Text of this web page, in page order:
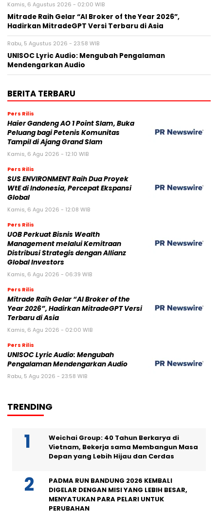
Kamis, 6 Agustus 2026 - 02:00 WIB
Mitrade Raih Gelar “AI Broker of the Year 2026”,
Hadirkan MitradeGPT Versi Terbaru di Asia
Rabu, 5 Agustus 2026 - 23:58 WIB
UNISOC Lyric Audio: Mengubah Pengalaman
Mendengarkan Audio
BERITA TERBARU
Pers Rilis
Haier Gandeng AO 1 Point Slam, Buka
Peluang bagi Petenis Komunitas
Tampil di Ajang Grand Slam
Kamis, 6 Agu 2026 - 12:10 WIB
Pers Rilis
SUS ENVIRONMENT Raih Dua Proyek
WtE di Indonesia, Percepat Ekspansi
Global
Kamis, 6 Agu 2026 - 12:08 WIB
Pers Rilis
UOB Perkuat Bisnis Wealth
Management melalui Kemitraan
Distribusi Strategis dengan Allianz
Global Investors
Kamis, 6 Agu 2026 - 06:39 WIB
Pers Rilis
Mitrade Raih Gelar “AI Broker of the
Year 2026”, Hadirkan MitradeGPT Versi
Terbaru di Asia
Kamis, 6 Agu 2026 - 02:00 WIB
Pers Rilis
UNISOC Lyric Audio: Mengubah
Pengalaman Mendengarkan Audio
Rabu, 5 Agu 2026 - 23:58 WIB
TRENDING
Weichai Group: 40 Tahun Berkarya di
Vietnam, Bekerja sama Membangun Masa
Depan yang Lebih Hijau dan Cerdas
PADMA RUN BANDUNG 2026 KEMBALI
DIGELAR DENGAN MISI YANG LEBIH BESAR,
MENYATUKAN PARA PELARI UNTUK
PERUBAHAN